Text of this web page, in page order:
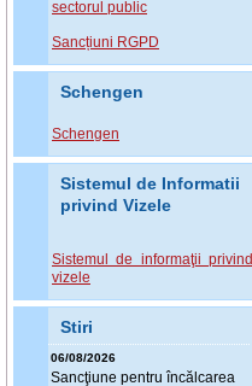
sectorul public
Sancțiuni RGPD
Schengen
Schengen
Sistemul de Informatii
privind Vizele
Sistemul de informaţii privind
vizele
Stiri
06/08/2026
Sancţiune pentru încălcarea